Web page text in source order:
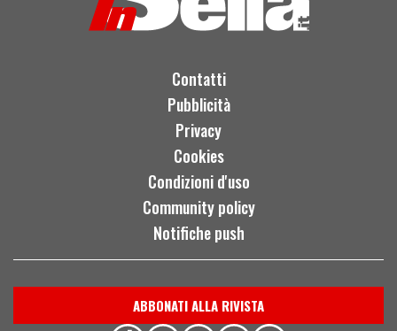
Contatti
Pubblicità
Privacy
Cookies
Condizioni d'uso
Community policy
Notifiche push
ABBONATI ALLA RIVISTA